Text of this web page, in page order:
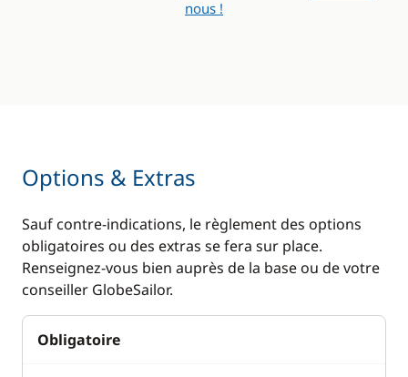
nous !
Options & Extras
Sauf contre-indications, le règlement des options
obligatoires ou des extras se fera sur place.
Renseignez-vous bien auprès de la base ou de votre
conseiller GlobeSailor.
Obligatoire